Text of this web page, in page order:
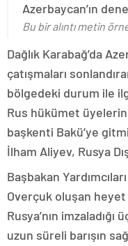
Azerbaycan’ın
Bu bir alıntı metin
Dağlık Karabağ’da
çatışmaları
bölgedeki durum ile
Rus hükümet
başkenti Bakü’ye
İlham Aliyev, Rusya
Başbakan
Overçuk oluşan
Rusya’nın
uzun süreli barışın